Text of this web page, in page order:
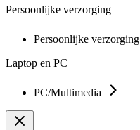
Persoonlijke verzorging
Persoonlijke verzorging
Laptop en PC
PC/Multimedia